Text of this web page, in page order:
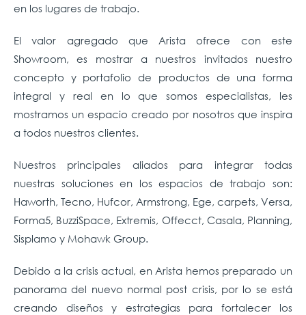
en los lugares de trabajo.
El valor agregado que Arista ofrece con este
Showroom, es mostrar a nuestros invitados nuestro
concepto y portafolio de productos de una forma
integral y real en lo que somos especialistas, les
mostramos un espacio creado por nosotros que inspira
a todos nuestros clientes.
Nuestros principales aliados para integrar todas
nuestras soluciones en los espacios de trabajo son:
Haworth, Tecno, Hufcor, Armstrong, Ege, carpets, Versa,
Forma5, BuzziSpace, Extremis, Offecct, Casala, Planning,
Sisplamo y Mohawk Group.
Debido a la crisis actual, en Arista hemos preparado un
panorama del nuevo normal post crisis, por lo se está
creando diseños y estrategias para fortalecer los